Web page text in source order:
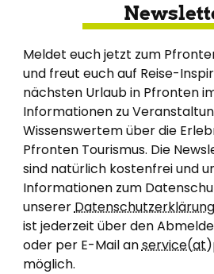
Meldet euch jetzt zum
und freut euch auf Reise-
nächsten Urlaub in Pfronten
Informationen zu
Wissenswertem über die
Pfronten Tourismus. Die
sind natürlich kostenfrei und
Informationen zum
unserer Datenschutzerklärung
ist jederzeit über den
oder per E-Mail an
möglich.